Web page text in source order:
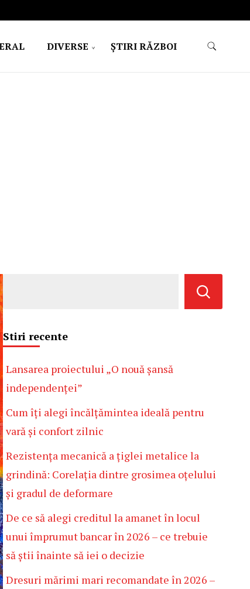
DIVERSE ŞTIRI RĂZBOI
Stiri recente
Lansarea proiectului „O nouă șansă
independenței”
Cum îți alegi încălțămintea ideală pentru
vară și confort zilnic
Rezistența mecanică a țiglei metalice la
grindină: Corelația dintre grosimea oțelului
și gradul de deformare
De ce să alegi creditul la amanet în locul
unui împrumut bancar în 2026 – ce trebuie
să știi înainte să iei o decizie
Dresuri mărimi mari recomandate în 2026 –